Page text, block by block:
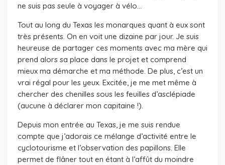
ne suis pas seule à voyager à vélo…
Tout au long du Texas les monarques quant à eux sont
très présents. On en voit une dizaine par jour. Je suis
heureuse de partager ces moments avec ma mère qui
prend alors sa place dans le projet et comprend
mieux ma démarche et ma méthode. De plus, c’est un
vrai régal pour les yeux. Excitée, je me met même à
chercher des chenilles sous les feuilles d’asclépiade
(aucune à déclarer mon capitaine !).
Depuis mon entrée au Texas, je me suis rendue
compte que j’adorais ce mélange d’activité entre le
cyclotourisme et l’observation des papillons. Elle
permet de flâner tout en étant à l’affût du moindre